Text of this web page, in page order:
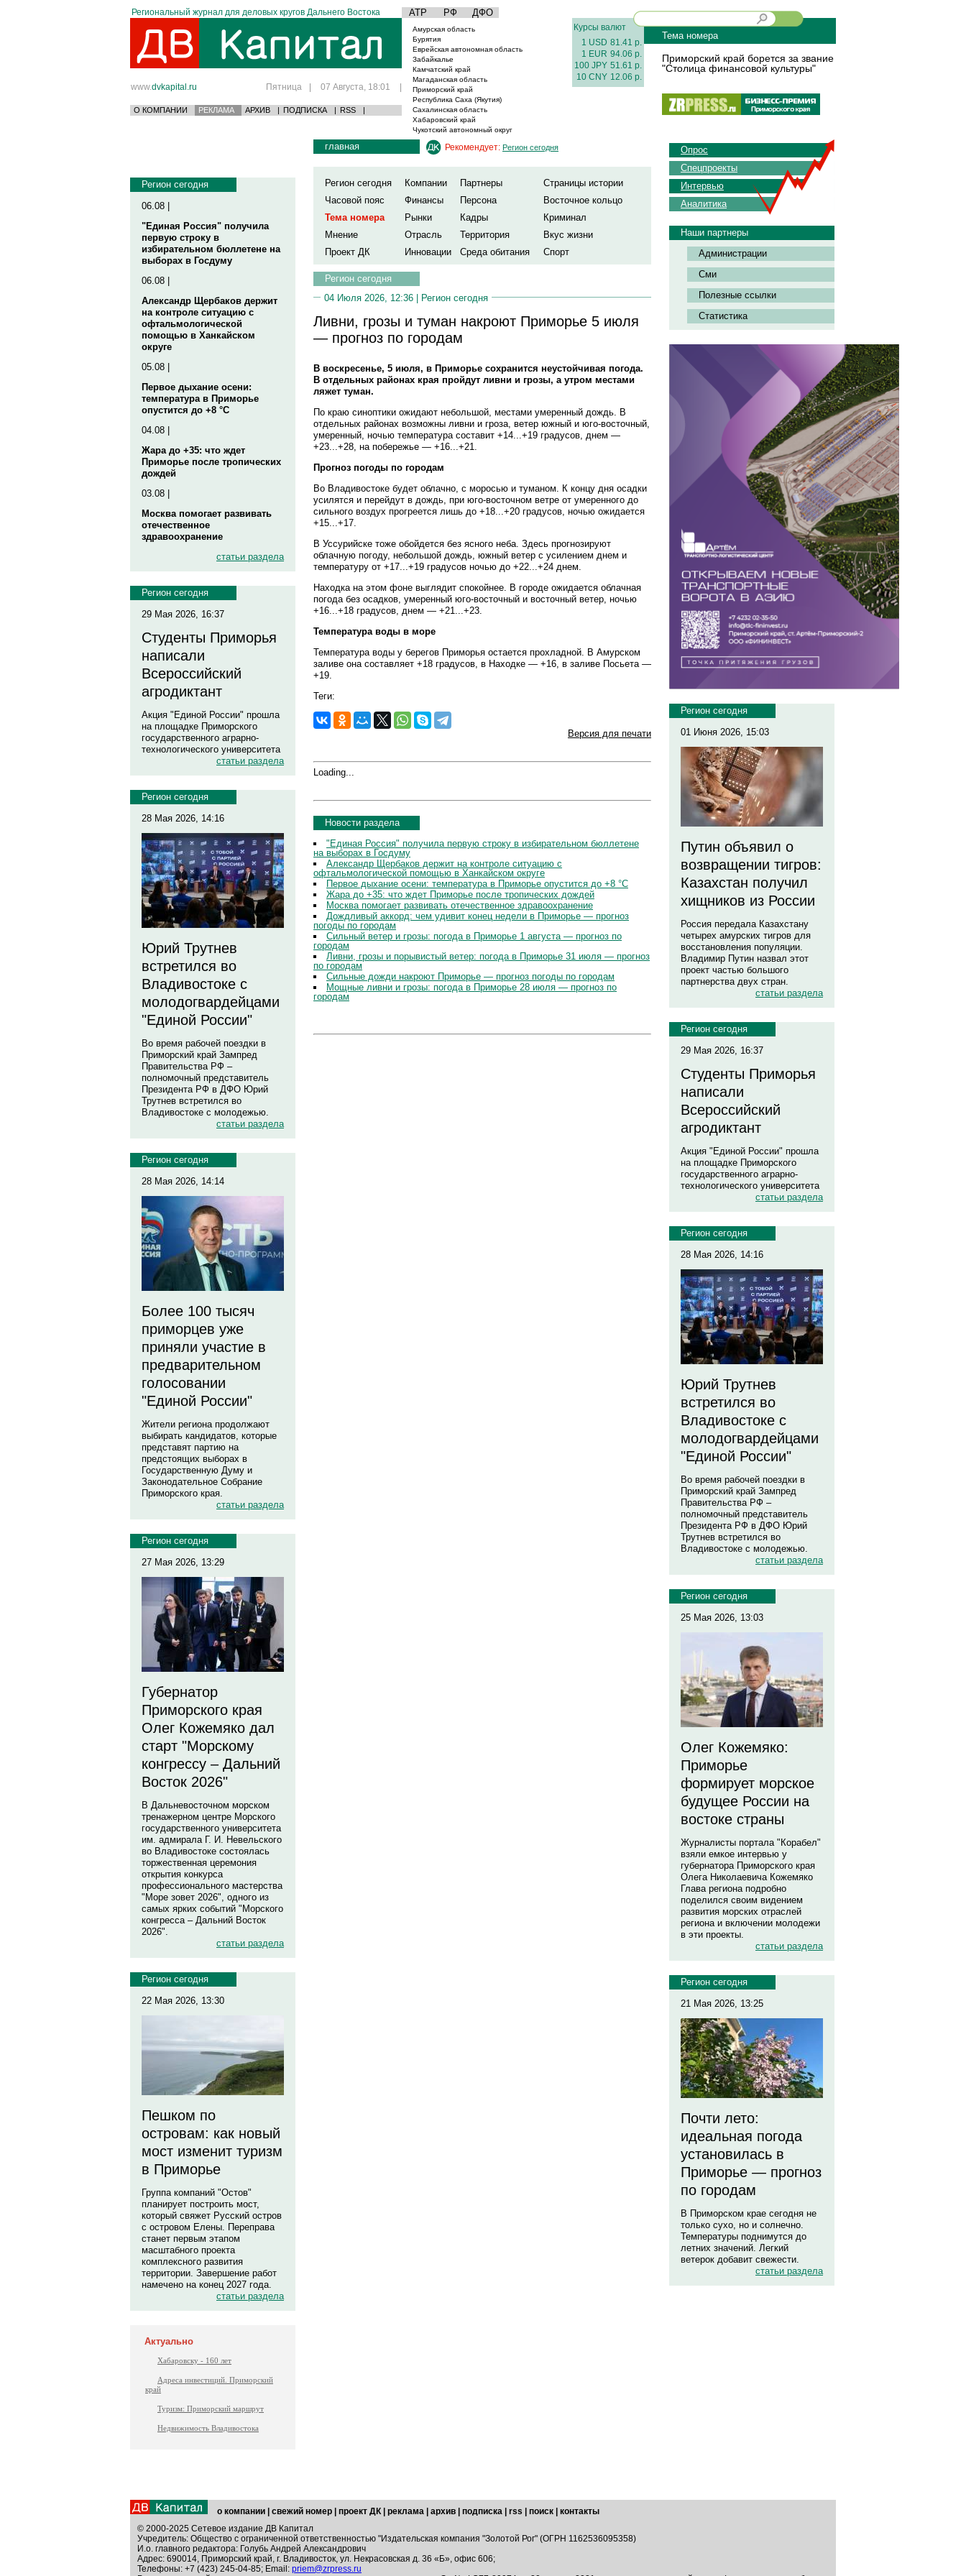
Региональный журнал для деловых кругов Дальнего Востока АТР РФ ДФО
www.dvkapital.ru Пятница | 07 Августа, 18:01 |
О КОМПАНИИ РЕКЛАМА АРХИВ | ПОДПИСКА | RSS |
Амурская область
Бурятия
Еврейская автономная область
Забайкалье
Камчатский край
Магаданская область
Приморский край
Республика Саха (Якутия)
Сахалинская область
Хабаровский край
Чукотский автономный округ
Курсы валют
1 USD 81.41 р.
1 EUR 94.06 р.
100 JPY 51.61 р.
10 CNY 12.06 р.
Тема номера
Приморский край борется за звание
"Столица финансовой культуры"
Регион сегодня
06.08 |
"Единая Россия" получила
первую строку в
избирательном бюллетене на
выборах в Госдуму
06.08 |
Александр Щербаков держит
на контроле ситуацию с
офтальмологической
помощью в Ханкайском
округе
05.08 |
Первое дыхание осени:
температура в Приморье
опустится до +8 °C
04.08 |
Жара до +35: что ждет
Приморье после тропических
дождей
03.08 |
Москва помогает развивать
отечественное
здравоохранение
статьи раздела
Регион сегодня
29 Мая 2026, 16:37
Студенты Приморья
написали
Всероссийский
агродиктант
Акция "Единой России" прошла
на площадке Приморского
государственного аграрно-
технологического университета
статьи раздела
Регион сегодня
28 Мая 2026, 14:16
Юрий Трутнев
встретился во
Владивостоке с
молодогвардейцами
"Единой России"
Во время рабочей поездки в
Приморский край Зампред
Правительства РФ –
полномочный представитель
Президента РФ в ДФО Юрий
Трутнев встретился во
Владивостоке с молодежью.
статьи раздела
Регион сегодня
28 Мая 2026, 14:14
Более 100 тысяч
приморцев уже
приняли участие в
предварительном
голосовании
"Единой России"
Жители региона продолжают
выбирать кандидатов, которые
представят партию на
предстоящих выборах в
Государственную Думу и
Законодательное Собрание
Приморского края.
статьи раздела
Регион сегодня
27 Мая 2026, 13:29
Губернатор
Приморского края
Олег Кожемяко дал
старт "Морскому
конгрессу – Дальний
Восток 2026"
В Дальневосточном морском
тренажерном центре Морского
государственного университета
им. адмирала Г. И. Невельского
во Владивостоке состоялась
торжественная церемония
открытия конкурса
профессионального мастерства
"Море зовет 2026", одного из
самых ярких событий "Морского
конгресса – Дальний Восток
2026".
статьи раздела
Регион сегодня
22 Мая 2026, 13:30
Пешком по
островам: как новый
мост изменит туризм
в Приморье
Группа компаний "Остов"
планирует построить мост,
который свяжет Русский остров
с островом Елены. Переправа
станет первым этапом
масштабного проекта
комплексного развития
территории. Завершение работ
намечено на конец 2027 года.
статьи раздела
Актуально
Хабаровску - 160 лет
Адреса инвестиций. Приморский
край
Туризм: Приморский маршрут
Недвижимость Владивостока
главная Рекомендует: Регион сегодня
Регион сегодня Компании Партнеры
Страницы истории
Часовой пояс
Финансы Персона
Восточное кольцо
Тема номера
Рынки Кадры
Криминал
Мнение
Отрасль Территория
Вкус жизни
Проект ДК
Инновации Среда обитания Спорт
Регион сегодня
04 Июля 2026, 12:36 | Регион сегодня
Ливни, грозы и туман накроют Приморье 5 июля
— прогноз по городам
В воскресенье, 5 июля, в Приморье сохранится неустойчивая погода.
В отдельных районах края пройдут ливни и грозы, а утром местами
ляжет туман.
По краю синоптики ожидают небольшой, местами умеренный дождь. В
отдельных районах возможны ливни и гроза, ветер южный и юго-восточный,
умеренный, ночью температура составит +14...+19 градусов, днем —
+23...+28, на побережье — +16...+21.
Прогноз погоды по городам
Во Владивостоке будет облачно, с моросью и туманом. К концу дня осадки
усилятся и перейдут в дождь, при юго-восточном ветре от умеренного до
сильного воздух прогреется лишь до +18...+20 градусов, ночью ожидается
+15...+17.
В Уссурийске тоже обойдется без ясного неба. Здесь прогнозируют
облачную погоду, небольшой дождь, южный ветер с усилением днем и
температуру от +17...+19 градусов ночью до +22...+24 днем.
Находка на этом фоне выглядит спокойнее. В городе ожидается облачная
погода без осадков, умеренный юго-восточный и восточный ветер, ночью
+16...+18 градусов, днем — +21...+23.
Температура воды в море
Температура воды у берегов Приморья остается прохладной. В Амурском
заливе она составляет +18 градусов, в Находке — +16, в заливе Посьета —
+19.
Теги:
Версия для печати
Loading...
Новости раздела
"Единая Россия" получила первую строку в избирательном бюллетене
на выборах в Госдуму
Александр Щербаков держит на контроле ситуацию с
офтальмологической помощью в Ханкайском округе
Первое дыхание осени: температура в Приморье опустится до +8 °C
Жара до +35: что ждет Приморье после тропических дождей
Москва помогает развивать отечественное здравоохранение
Дождливый аккорд: чем удивит конец недели в Приморье — прогноз
погоды по городам
Сильный ветер и грозы: погода в Приморье 1 августа — прогноз по
городам
Ливни, грозы и порывистый ветер: погода в Приморье 31 июля — прогноз
по городам
Сильные дожди накроют Приморье — прогноз погоды по городам
Мощные ливни и грозы: погода в Приморье 28 июля — прогноз по
городам
Опрос
Спецпроекты
Интервью
Аналитика
Наши партнеры
Администрации
Сми
Полезные ссылки
Статистика
Регион сегодня
01 Июня 2026, 15:03
Путин объявил о
возвращении тигров:
Казахстан получил
хищников из России
Россия передала Казахстану
четырех амурских тигров для
восстановления популяции.
Владимир Путин назвал этот
проект частью большого
партнерства двух стран.
статьи раздела
Регион сегодня
29 Мая 2026, 16:37
Студенты Приморья
написали
Всероссийский
агродиктант
Акция "Единой России" прошла
на площадке Приморского
государственного аграрно-
технологического университета
статьи раздела
Регион сегодня
28 Мая 2026, 14:16
Юрий Трутнев
встретился во
Владивостоке с
молодогвардейцами
"Единой России"
Во время рабочей поездки в
Приморский край Зампред
Правительства РФ –
полномочный представитель
Президента РФ в ДФО Юрий
Трутнев встретился во
Владивостоке с молодежью.
статьи раздела
Регион сегодня
25 Мая 2026, 13:03
Олег Кожемяко:
Приморье
формирует морское
будущее России на
востоке страны
Журналисты портала "Корабел"
взяли емкое интервью у
губернатора Приморского края
Олега Николаевича Кожемяко
Глава региона подробно
поделился своим видением
развития морских отраслей
региона и включении молодежи
в эти проекты.
статьи раздела
Регион сегодня
21 Мая 2026, 13:25
Почти лето:
идеальная погода
установилась в
Приморье — прогноз
по городам
В Приморском крае сегодня не
только сухо, но и солнечно.
Температуры поднимутся до
летних значений. Легкий
ветерок добавит свежести.
статьи раздела
о компании свежий номер проект ДК реклама архив подписка rss поиск
контакты
© 2000-2025 Сетевое издание ДВ Капитал
Учредитель: Общество с ограниченной ответственностью "Издательская компания "Золотой Рог" (ОГРН 1162536095358)
И.о. главного редактора: Голубь Андрей Александрович
Адрес: 690014, Приморский край, г. Владивосток, ул. Некрасовская д. 36 «Б», офис 606;
Телефоны: +7 (423) 245-04-85; Email: priem@zrpress.ru